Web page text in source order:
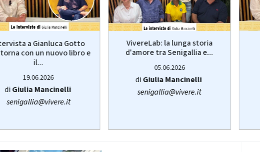
a Gianluca Gotto
con un nuovo libro e
il...
19.06.2026
diGiulia Mancinelli
senigallia@vivere.it
VivereLab: la lunga storia
d'amore tra Senigallia e...
05.06.2026
diGiulia Mancinelli
senigallia@vivere.it